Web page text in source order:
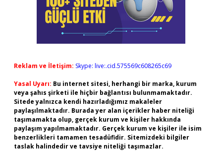
Reklam ve İletişim: Skype: live:.cid.575569c608265c69
Yasal Uyarı: Bu internet sitesi, herhangi bir marka, kurum
veya şahıs şirketi ile hiçbir bağlantısı bulunmamaktadır.
Sitede yalnızca kendi hazırladığımız makaleler
paylaşılmaktadır. Burada yer alan içerikler haber niteliği
taşımamakta olup, gerçek kurum ve kişiler hakkında
paylaşım yapılmamaktadır. Gerçek kurum ve kişiler ile isim
benzerlikleri tamamen tesadüfidir. Sitemizdeki bilgiler
taslak halindedir ve tavsiye niteliği taşımazlar.